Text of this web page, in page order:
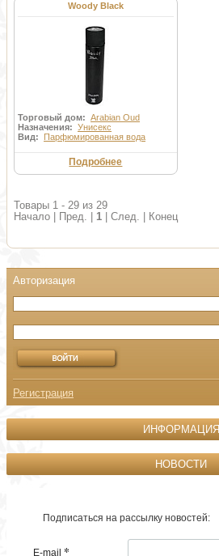
Woody Black
Торговый дом: Arabian Oud
Назначения: Унисекс
Вид: Парфюмированная вода
Подробнее
Товары 1 - 29 из 29
Начало | Пред. | 1 | След. | Конец
Регистрация
ИНФОРМАЦИЯ
НОВОСТИ
Подписаться на рассылку новостей:
E-mail *